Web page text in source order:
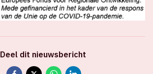
Deel dit nieuwsbericht